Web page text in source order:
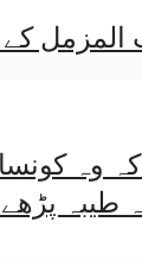
کے
کہ وہ
طیبہ